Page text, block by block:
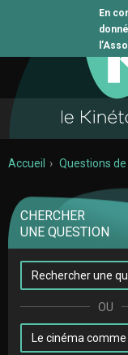
En
Accueil Questions
CHERCHER
UNE QUESTION